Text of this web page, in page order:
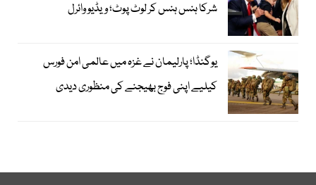
شرکا ہنس ہنس کر لوٹ پوٹ؛ ویڈیو وائرل
یوگنڈا؛ پارلیمان نے غزہ میں عالمی امن فورس
کیلیے اپنی فوج بھیجنے کی منظوری دیدی